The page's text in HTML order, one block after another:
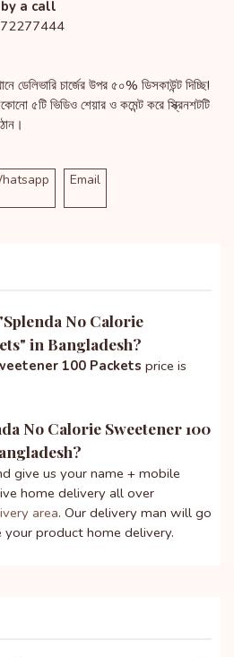
a call
ডেলিভারি চার্জের উপর ৫০% ডিসকাউন্ট দিচ্ছি!
৫টি ভিডিও শেয়ার ও কমেন্ট করে স্ক্রিনশটটি
Email
Splenda No Calorie
" in Bangladesh?
100 Packets price is
No Calorie Sweetener 100
give us your name + mobile
home delivery all over
area. Our delivery man will go
product home delivery.